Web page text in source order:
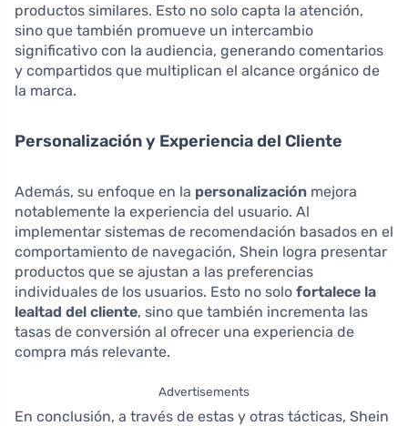
productos similares. Esto no solo capta la atención,
sino que también promueve un intercambio
significativo con la audiencia, generando comentarios
y compartidos que multiplican el alcance orgánico de
la marca.
Personalización y Experiencia del Cliente
Además, su enfoque en la personalización mejora
notablemente la experiencia del usuario. Al
implementar sistemas de recomendación basados en el
comportamiento de navegación, Shein logra presentar
productos que se ajustan a las preferencias
individuales de los usuarios. Esto no solo fortalece la
lealtad del cliente, sino que también incrementa las
tasas de conversión al ofrecer una experiencia de
compra más relevante.
Advertisements
En conclusión, a través de estas y otras tácticas, Shein